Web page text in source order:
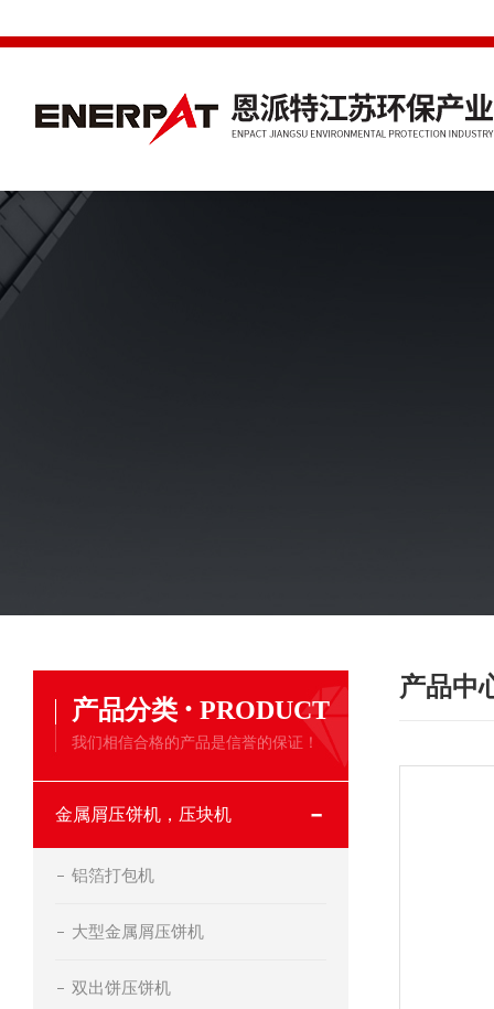
产品分类 · PRODUCT
我们相信合格的产品是信誉的保证！
金属屑压饼机，压块机
铝箔打包机
大型金属屑压饼机
双出饼压饼机
产品中